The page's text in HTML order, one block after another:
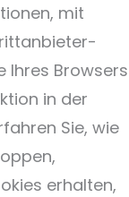
mit
Ihres Browsers
in der
Sie, wie
erhalten,